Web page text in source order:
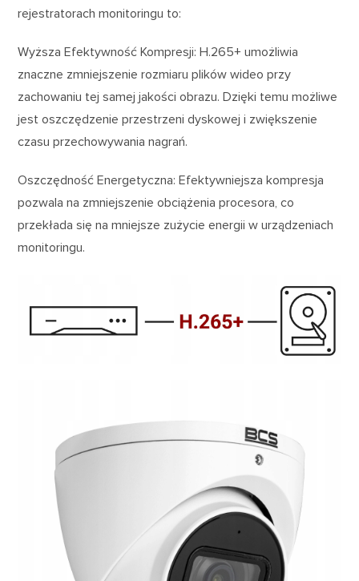
rejestratorach monitoringu to:
Wyższa Efektywność Kompresji: H.265+ umożliwia
znaczne zmniejszenie rozmiaru plików wideo przy
zachowaniu tej samej jakości obrazu. Dzięki temu możliwe
jest oszczędzenie przestrzeni dyskowej i zwiększenie
czasu przechowywania nagrań.
Oszczędność Energetyczna: Efektywniejsza kompresja
pozwala na zmniejszenie obciążenia procesora, co
przekłada się na mniejsze zużycie energii w urządzeniach
monitoringu.